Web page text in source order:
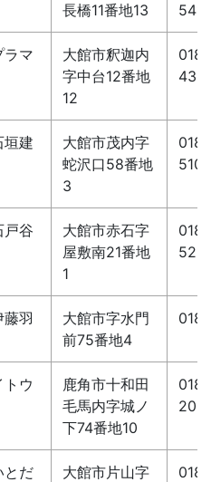
長橋11番地13
5411
ラマ
大館市釈迦内
字中台12番地
12
垣建
大館市茂内字
蛇沢口58番地
3
5101
戸谷
大館市赤石字
屋敷南21番地
1
5210
藤羽
大館市字水門
前75番地4
トウ
鹿角市十和田
毛馬内字城ノ
下74番地10
とだ
大館市片山字